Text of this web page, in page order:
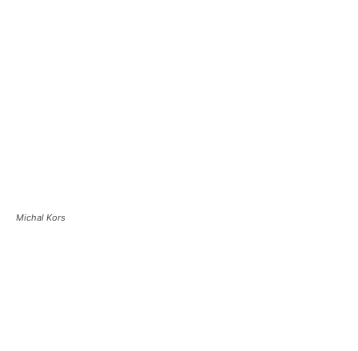
Michal Kors